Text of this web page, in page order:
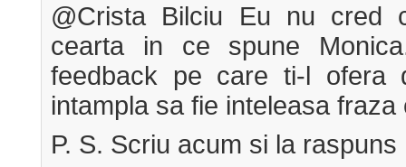
@Crista Bilciu Eu nu cred
cearta in ce spune
feedback pe care ti-l ofera
intampla sa fie inteleasa fraza
P. S. Scriu acum si la raspuns